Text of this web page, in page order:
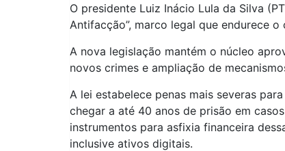
O presidente Luiz Inácio Lula da Silva
Antifacção”, marco legal que endurece
A nova legislação mantém o núcleo
novos crimes e ampliação de
A lei estabelece penas mais severas
chegar a até 40 anos de prisão em
instrumentos para asfixia financeira
inclusive ativos digitais.